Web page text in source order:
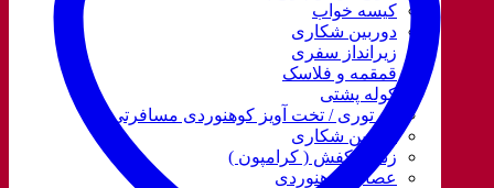
کیسه خواب
دوربین شکاری
زیرانداز سفری
قمقمه و فلاسک
کوله پشتی
ننو توری / تخت آویز کوهنوردی مسافرتی
دوربین شکاری
زنجیر کفش ( کرامپون )
عصای کوهنوردی